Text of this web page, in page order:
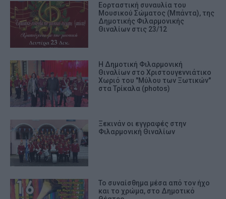
Εορταστική συναυλία του
Μουσικού Σώματος (Μπάντα), της
Δημοτικής Φιλαρμονικής
Θιναλίων στις 23/12
Η Δημοτική Φιλαρμονική
Θιναλίων στο Χριστουγεννιάτικο
Χωριό του "Μύλου των Ξωτικών"
στα Τρίκαλα (photos)
Ξεκινάν οι εγγραφές στην
Φιλαρμονική Θιναλίων
Το συναίσθημα μέσα από τον ήχο
και το χρώμα, στο Δημοτικό